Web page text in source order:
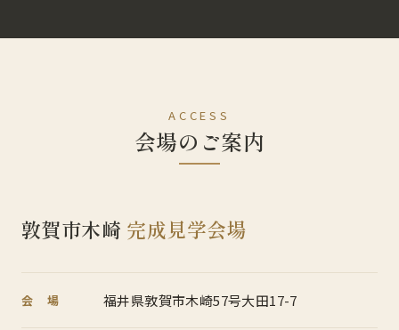
ACCESS
会場のご案内
敦賀市木崎 完成見学会場
会 場 福井県敦賀市木崎57号大田17-7